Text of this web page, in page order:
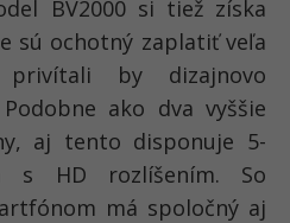
BV2000 si tiež získa
sú ochotný zaplatiť veľa
by dizajnovo
ako dva vyššie
aj tento disponuje 5-
s HD rozlíšením. So
má spoločný aj